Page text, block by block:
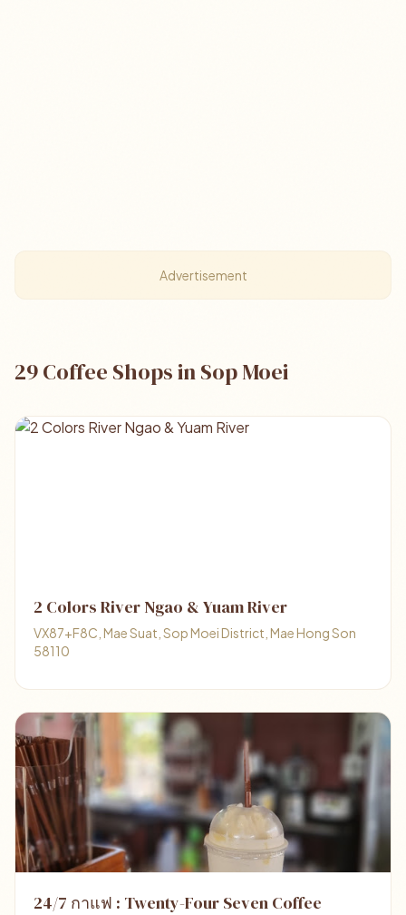
Advertisement
29 Coffee Shops in Sop Moei
2 Colors River Ngao & Yuam River
VX87+F8C, Mae Suat, Sop Moei District, Mae Hong Son
58110
24/7 กาแฟ : Twenty-Four Seven Coffee